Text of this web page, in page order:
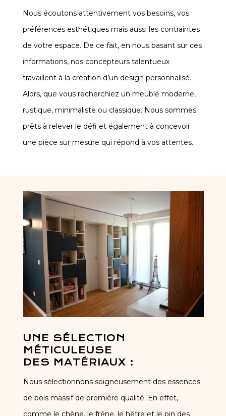
Nous écoutons attentivement vos besoins, vos
préférences esthétiques mais aussi les contraintes
de votre espace. De ce fait, en nous basant sur ces
informations, nos concepteurs talentueux
travaillent à la création d’un design personnalisé.
Alors, que vous recherchiez un meuble moderne,
rustique, minimaliste ou classique. Nous sommes
prêts à relever le défi et également à concevoir
une pièce sur mesure qui répond à vos attentes.
UNE SÉLECTION
MÉTICULEUSE
DES MATÉRIAUX :
Nous sélectionnons soigneusement des essences
de bois massif de première qualité. En effet,
comme le chêne, le frêne, le hêtre et le pin des